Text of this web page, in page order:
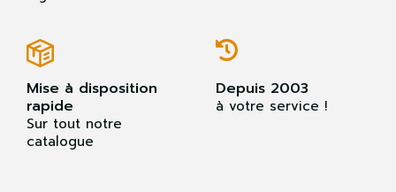
Mise à disposition
rapide
Sur tout notre
catalogue
Depuis 2003
à votre service !